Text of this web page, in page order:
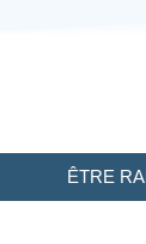
ÊTRE